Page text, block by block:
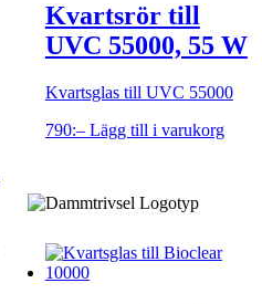
Kvartsrör till
UVC 55000, 55 W
Kvartsglas till UVC 55000
790:– Lägg till i varukorg